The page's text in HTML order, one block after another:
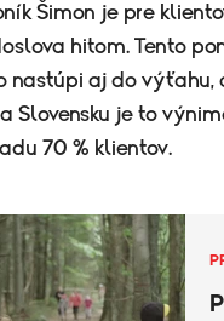
Šimon je pre
hitom. Tento
nastúpi aj do výťahu,
Slovensku je to
70 % klientov.